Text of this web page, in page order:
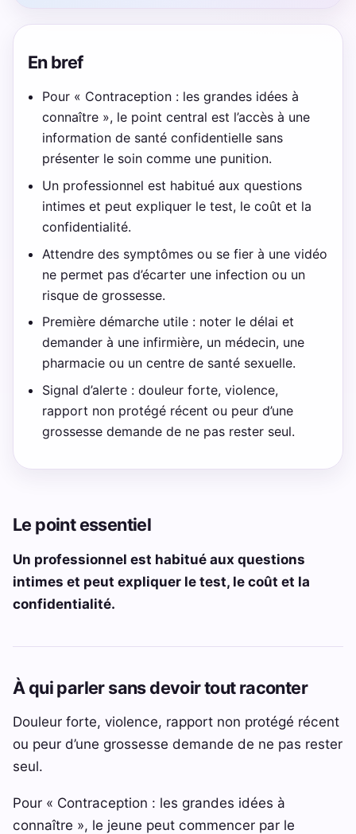
En bref
Pour « Contraception : les grandes idées à
connaître », le point central est l’accès à une
information de santé confidentielle sans
présenter le soin comme une punition.
Un professionnel est habitué aux questions
intimes et peut expliquer le test, le coût et la
confidentialité.
Attendre des symptômes ou se fier à une vidéo
ne permet pas d’écarter une infection ou un
risque de grossesse.
Première démarche utile : noter le délai et
demander à une infirmière, un médecin, une
pharmacie ou un centre de santé sexuelle.
Signal d’alerte : douleur forte, violence,
rapport non protégé récent ou peur d’une
grossesse demande de ne pas rester seul.
Le point essentiel
Un professionnel est habitué aux questions
intimes et peut expliquer le test, le coût et la
confidentialité.
À qui parler sans devoir tout raconter
Douleur forte, violence, rapport non protégé récent
ou peur d’une grossesse demande de ne pas rester
seul.
Pour « Contraception : les grandes idées à
connaître », le jeune peut commencer par le